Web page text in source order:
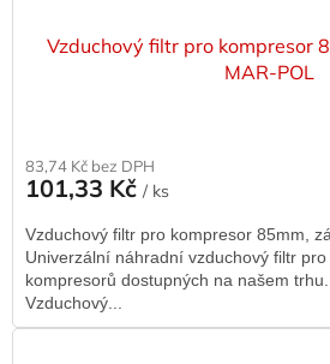
Vzduchový filtr pro kompresor
MAR-POL
83,74 Kč bez DPH
101,33 Kč / ks
Vzduchový filtr pro kompresor 85mm,
Univerzální náhradní vzduchový filtr
kompresorů dostupných na našem
Vzduchový...